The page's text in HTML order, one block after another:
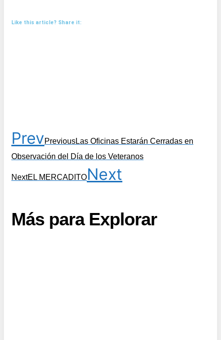
Like this article? Share it:
PrevPreviousLas Oficinas Estarán Cerradas en
Observación del Día de los Veteranos
NextEL MERCADITONext
Más para Explorar